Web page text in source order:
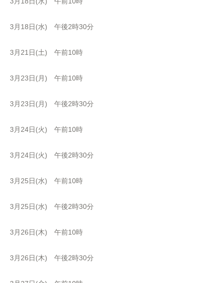
3月18日(水) 午後2時30分
3月21日(土) 午前10時
3月23日(月) 午前10時
3月23日(月) 午後2時30分
3月24日(火) 午前10時
3月24日(火) 午後2時30分
3月25日(水) 午前10時
3月25日(水) 午後2時30分
3月26日(木) 午前10時
3月26日(木) 午後2時30分